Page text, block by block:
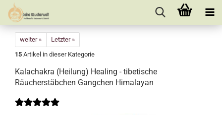
weiter »
Letzter »
15 Artikel in dieser Kategorie
Kalachakra (Heilung) Healing - tibetische
Räucherstäbchen Gangchen Himalayan